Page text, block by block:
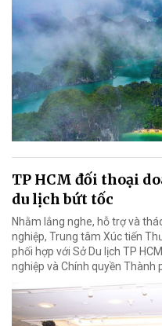
TP HCM đối thoại
du lịch bứt tốc
Nhằm lắng nghe, hỗ trợ và
nghiệp, Trung tâm Xúc tiến
phối hợp với Sở Du lịch TP
nghiệp và Chính quyền Thành